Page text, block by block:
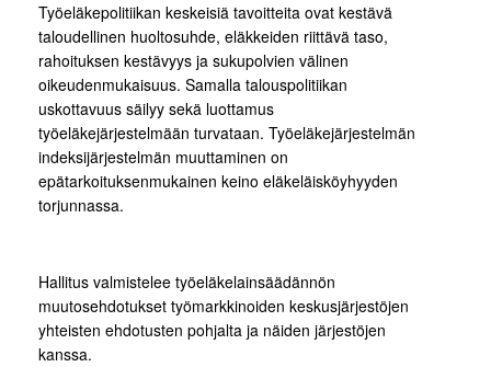
Työeläkepolitiikan keskeisiä tavoitteita ovat kestävä
taloudellinen huoltosuhde, eläkkeiden riittävä taso,
rahoituksen kestävyys ja sukupolvien välinen
oikeudenmukaisuus. Samalla talouspolitiikan
uskottavuus säilyy sekä luottamus
työeläkejärjestelmään turvataan. Työeläkejärjestelmän
indeksijärjestelmän muuttaminen on
epätarkoituksenmukainen keino eläkeläisköyhyyden
torjunnassa.
Hallitus valmistelee työeläkelainsäädännön
muutosehdotukset työmarkkinoiden keskusjärjestöjen
yhteisten ehdotusten pohjalta ja näiden järjestöjen
kanssa.